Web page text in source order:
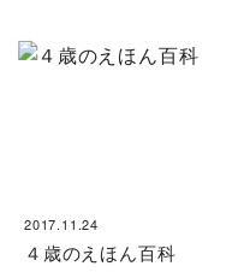
2017.11.24
４歳のえほん百科